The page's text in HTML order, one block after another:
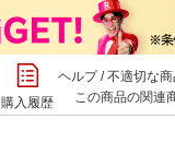
購入履歴
ヘルプ/不適切な
この商品の関連